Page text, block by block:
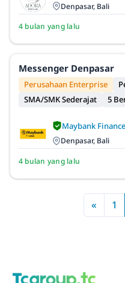
Denpasar, Bali
4 bulan yang lalu
Messenger Denpasar
Perusahaan Enterprise
SMA/SMK Sederajat
5
Maybank Finance
Denpasar, Bali
4 bulan yang lalu
« 1